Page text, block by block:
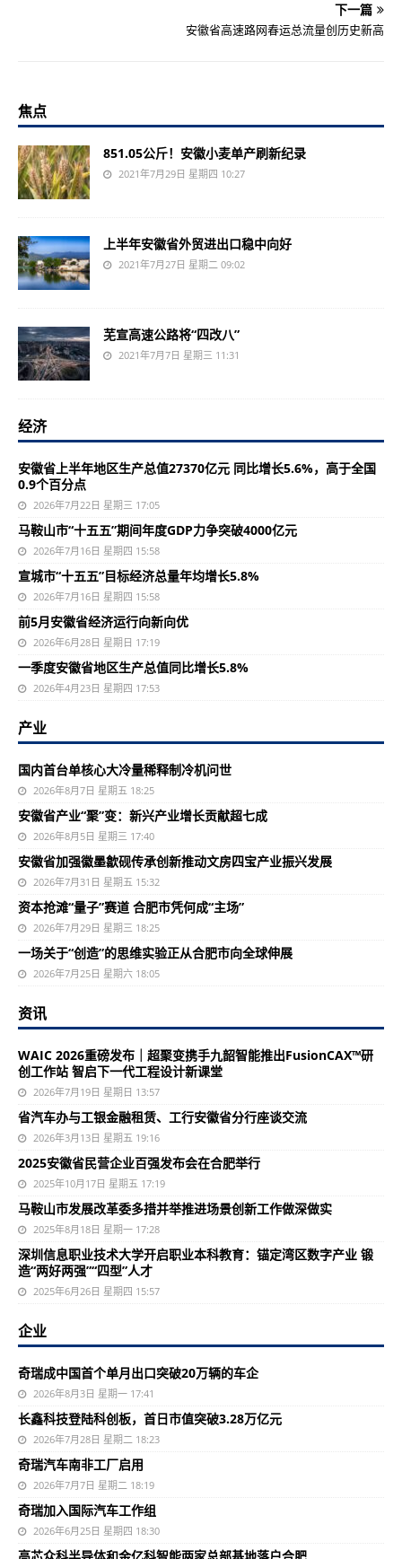
下一篇
安徽省高速路网春运总流量创历史新高
焦点
851.05公斤！安徽小麦单产刷新纪录
2021年7月29日 星期四 10:27
上半年安徽省外贸进出口稳中向好
2021年7月27日 星期二 09:02
芜宣高速公路将“四改八”
2021年7月7日 星期三 11:31
经济
安徽省上半年地区生产总值27370亿元 同比增长5.6%，高于全国
0.9个百分点
2026年7月22日 星期三 17:05
马鞍山市“十五五”期间年度GDP力争突破4000亿元
2026年7月16日 星期四 15:58
宣城市“十五五”目标经济总量年均增长5.8%
2026年7月16日 星期四 15:58
前5月安徽省经济运行向新向优
2026年6月28日 星期日 17:19
一季度安徽省地区生产总值同比增长5.8%
2026年4月23日 星期四 17:53
产业
国内首台单核心大冷量稀释制冷机问世
2026年8月7日 星期五 18:25
安徽省产业“聚”变：新兴产业增长贡献超七成
2026年8月5日 星期三 17:40
安徽省加强徽墨歙砚传承创新推动文房四宝产业振兴发展
2026年7月31日 星期五 15:32
资本抢滩“量子”赛道 合肥市凭何成“主场”
2026年7月29日 星期三 18:25
一场关于“创造”的思维实验正从合肥市向全球伸展
2026年7月25日 星期六 18:05
资讯
WAIC 2026重磅发布｜超聚变携手九韶智能推出FusionCAX™研
创工作站 智启下一代工程设计新课堂
2026年7月19日 星期日 13:57
省汽车办与工银金融租赁、工行安徽省分行座谈交流
2026年3月13日 星期五 19:16
2025安徽省民营企业百强发布会在合肥举行
2025年10月17日 星期五 17:19
马鞍山市发展改革委多措并举推进场景创新工作做深做实
2025年8月18日 星期一 17:28
深圳信息职业技术大学开启职业本科教育：锚定湾区数字产业 锻
造“两好两强”“四型”人才
2025年6月26日 星期四 15:57
企业
奇瑞成中国首个单月出口突破20万辆的车企
2026年8月3日 星期一 17:41
长鑫科技登陆科创板，首日市值突破3.28万亿元
2026年7月28日 星期二 18:23
奇瑞汽车南非工厂启用
2026年7月7日 星期二 18:19
奇瑞加入国际汽车工作组
2026年6月25日 星期四 18:30